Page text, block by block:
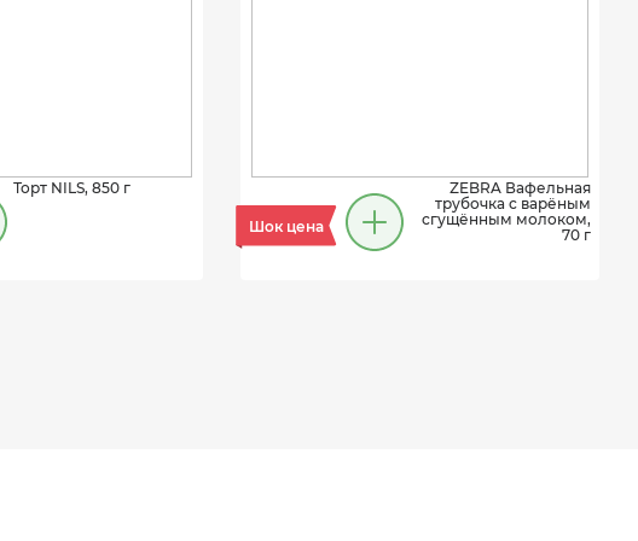
Торт NILS, 850 г
Шок цена
ZEBRA Вафельная
трубочка с варёным
сгущённым молоком,
70 г